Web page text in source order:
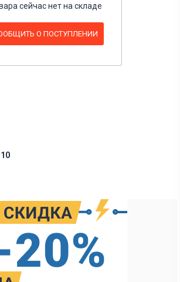
сейчас нет на складе
О ПОСТУПЛЕНИИ
10